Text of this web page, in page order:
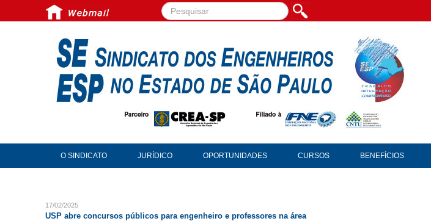
Pesquisar...
O SINDICATO JURÍDICO OPORTUNIDADES CURSOS BENEFÍCIOS
17/02/2025
USP abre concursos públicos para engenheiro e professores na área